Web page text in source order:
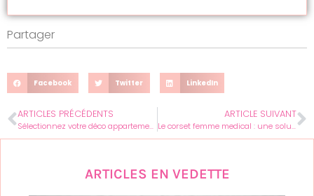
Partager
Facebook Twitter LinkedIn
ARTICLES PRÉCÉDENTS
Sélectionnez votre déco appartement cosy avec des touches féminines pour un hiver chaleureux
ARTICLE SUIVANT
Le corset femme medical : une solution pratique et surprenante pour le confort quotidien
ARTICLES EN VEDETTE